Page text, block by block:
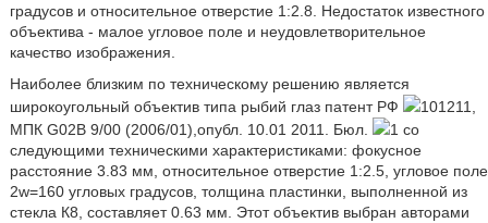
градусов и относительное отверстие 1:2.8. Недостаток известного
объектива - малое угловое поле и неудовлетворительное
качество изображения.
Наиболее близким по техническому решению является
широкоугольный объектив типа рыбий глаз патент РФ
101211,
МПК G02B 9/00 (2006/01),опубл. 10.01 2011. Бюл.
1 со
следующими техническими характеристиками: фокусное
расстояние 3.83 мм, относительное отверстие 1:2.5, угловое поле
2w=160 угловых градусов, толщина пластинки, выполненной из
стекла К8, составляет 0.63 мм. Этот объектив выбран авторами